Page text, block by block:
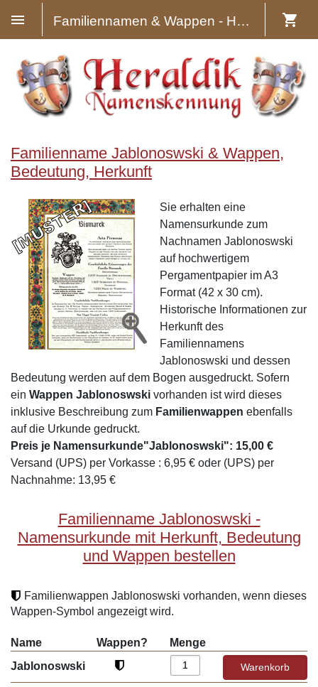
Familiennamen & Wappen - Heraldik
Familienname Jablonoswski & Wappen,
Bedeutung, Herkunft
Sie erhalten eine
Namensurkunde zum
Nachnamen Jablonoswski
auf hochwertigem
Pergamentpapier im A3
Format (42 x 30 cm).
Historische Informationen zur
Herkunft des
Familiennamens
Jablonoswski und dessen
Bedeutung werden auf dem Bogen ausgedruckt. Sofern
ein Wappen Jablonoswski vorhanden ist wird dieses
inklusive Beschreibung zum Familienwappen ebenfalls
auf die Urkunde gedruckt.
Preis je Namensurkunde"Jablonoswski": 15,00 €
Versand (UPS) per Vorkasse : 6,95 € oder (UPS) per
Nachnahme: 13,95 €
Familienname Jablonoswski -
Namensurkunde mit Herkunft, Bedeutung
und Wappen bestellen
Familienwappen Jablonoswski vorhanden, wenn dieses
Wappen-Symbol angezeigt wird.
Name Wappen?
Menge
Jablonoswski